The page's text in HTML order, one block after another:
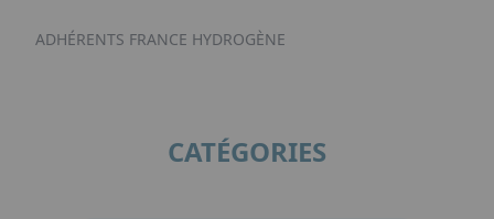
ADHÉRENTS FRANCE HYDROGÈNE
CATÉGORIES